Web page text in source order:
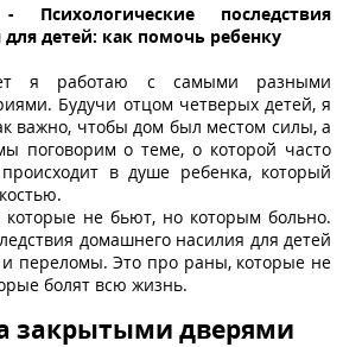
последствия
детей: как помочь ребенку
я работаю с самыми разными
Будучи отцом четверых детей, я
важно, чтобы дом был местом силы, а
поговорим о теме, о которой часто
в душе ребенка, который
которые не бьют, но которым больно.
домашнего насилия для детей
переломы. Это про раны, которые не
болят всю жизнь.
закрытыми дверями